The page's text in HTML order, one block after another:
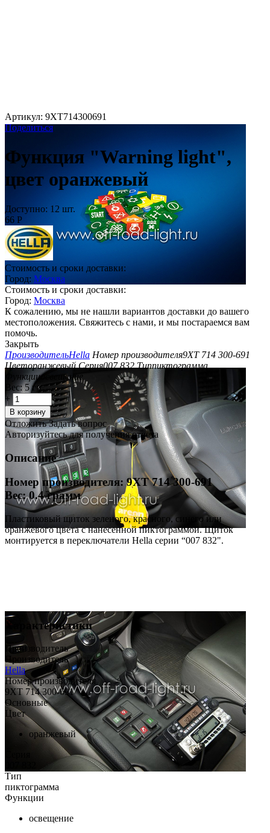
Артикул: 9XT714300691
Поделиться
Функция "Warning light",
цвет оранжевый
Доступно: 12 шт.
66 Р
Стоимость и сроки доставки:
Город: Москва
Стоимость и сроки доставки:
Город: Москва
К сожалению, мы не нашли вариантов доставки до вашего
местоположения. Свяжитесь с нами, и мы постараемся вам
помочь.
Закрыть
ПроизводительHella Номер производителя9XT 714 300-691
Цветоранжевый Серия007 832 Типпиктограмма
Функцииосвещение
Вес: 5 гр
+
−
В корзину
Отложить Задать вопрос
Авторизуйтесь для получения ответа
Описание
Номер производителя: 9XT 714 300-691
Вес: 0.4 грамм
Пластиковый щиток зеленого, красного, синего или
оранжевого цвета с нанесенной пиктограммой. Щиток
монтируется в переключатели Hella серии “007 832".
Характеристики
Производитель
Производитель
Hella
Номер производителя
9XT 714 300-691
Основные
Цвет
оранжевый
Тип
пиктограмма
Функции
освещение